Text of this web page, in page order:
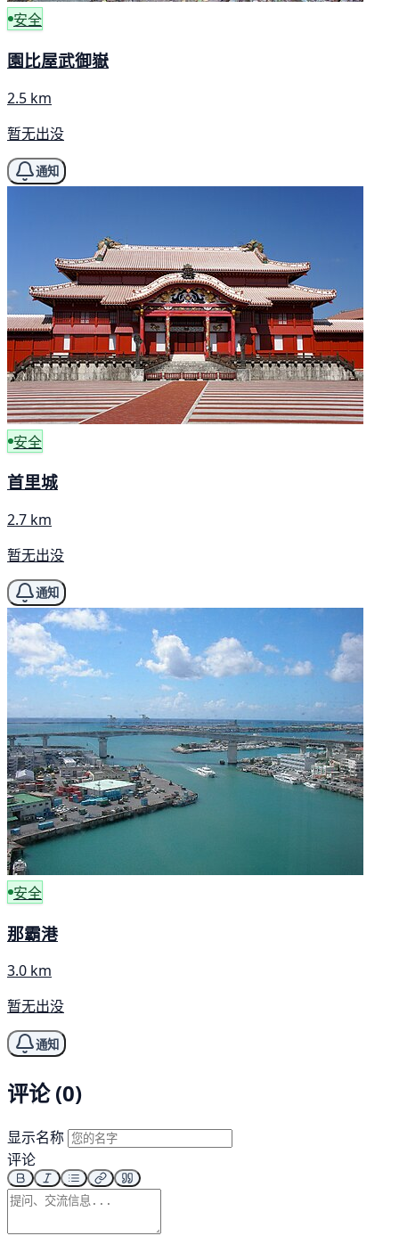
安全
園比屋武御嶽
2.5 km
暂无出没
通知
安全
首里城
2.7 km
暂无出没
通知
安全
那霸港
3.0 km
暂无出没
通知
评论 (0)
显示名称
评论